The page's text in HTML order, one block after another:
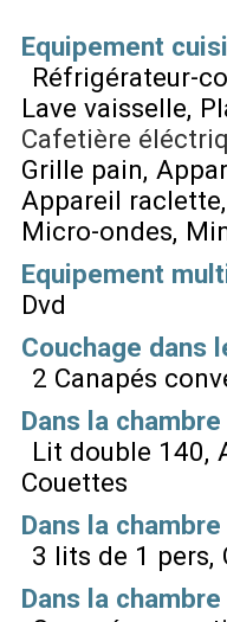
Equipement
Réfrigérateur-
Lave vaisselle
Cafetière
Grille pain
Appareil raclette
Micro-ondes
Equipement
Dvd
Couchage dans
2 Canapés
Dans la
Lit double 140
Couettes
Dans la
3 lits de 1 pers
Dans la